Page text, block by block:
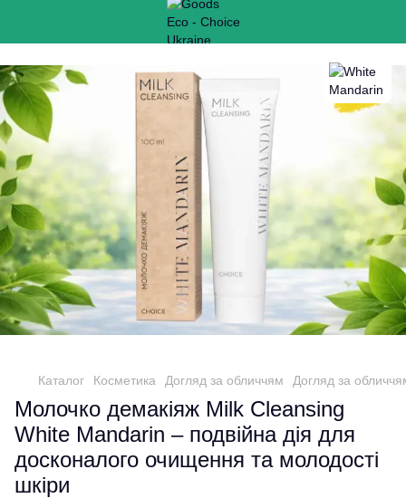
Каталог Косметика Догляд за обличчям Догляд за
Молочко демакіяж Milk Cleansing
White Mandarin – подвійна дія для
досконалого очищення та молодості
шкіри